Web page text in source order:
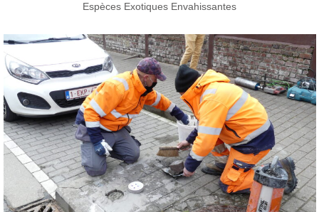
Espèces Exotiques Envahissantes